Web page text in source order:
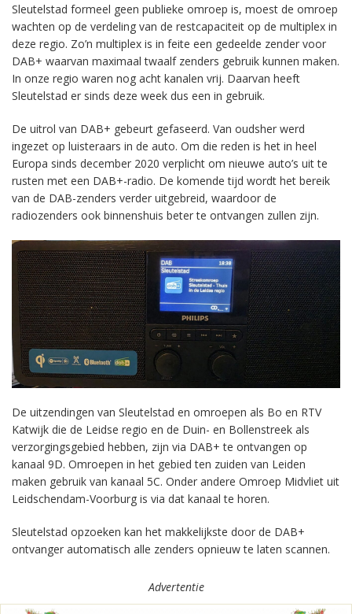
Sleutelstad formeel geen publieke omroep is, moest de omroep
wachten op de verdeling van de restcapaciteit op de multiplex in
deze regio. Zo’n multiplex is in feite een gedeelde zender voor
DAB+ waarvan maximaal twaalf zenders gebruik kunnen maken.
In onze regio waren nog acht kanalen vrij. Daarvan heeft
Sleutelstad er sinds deze week dus een in gebruik.
De uitrol van DAB+ gebeurt gefaseerd. Van oudsher werd
ingezet op luisteraars in de auto. Om die reden is het in heel
Europa sinds december 2020 verplicht om nieuwe auto’s uit te
rusten met een DAB+-radio. De komende tijd wordt het bereik
van de DAB-zenders verder uitgebreid, waardoor de
radiozenders ook binnenshuis beter te ontvangen zullen zijn.
De uitzendingen van Sleutelstad en omroepen als Bo en RTV
Katwijk die de Leidse regio en de Duin- en Bollenstreek als
verzorgingsgebied hebben, zijn via DAB+ te ontvangen op
kanaal 9D. Omroepen in het gebied ten zuiden van Leiden
maken gebruik van kanaal 5C. Onder andere Omroep Midvliet uit
Leidschendam-Voorburg is via dat kanaal te horen.
Sleutelstad opzoeken kan het makkelijkste door de DAB+
ontvanger automatisch alle zenders opnieuw te laten scannen.
Advertentie